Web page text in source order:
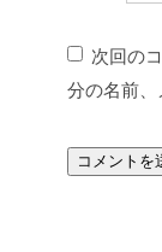
次回の
分の名前、